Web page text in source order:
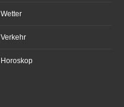
Wetter
Verkehr
Horoskop